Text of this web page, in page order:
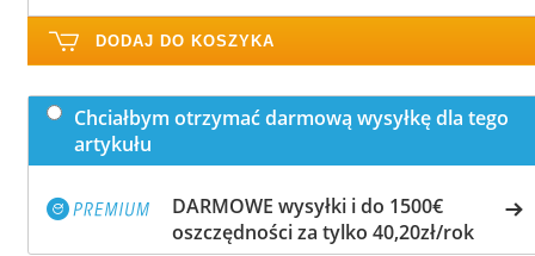
DODAJ DO KOSZYKA
Chciałbym otrzymać darmową wysyłkę dla tego
artykułu
DARMOWE wysyłki i do 1500€
oszczędności za tylko 40,20zł/rok